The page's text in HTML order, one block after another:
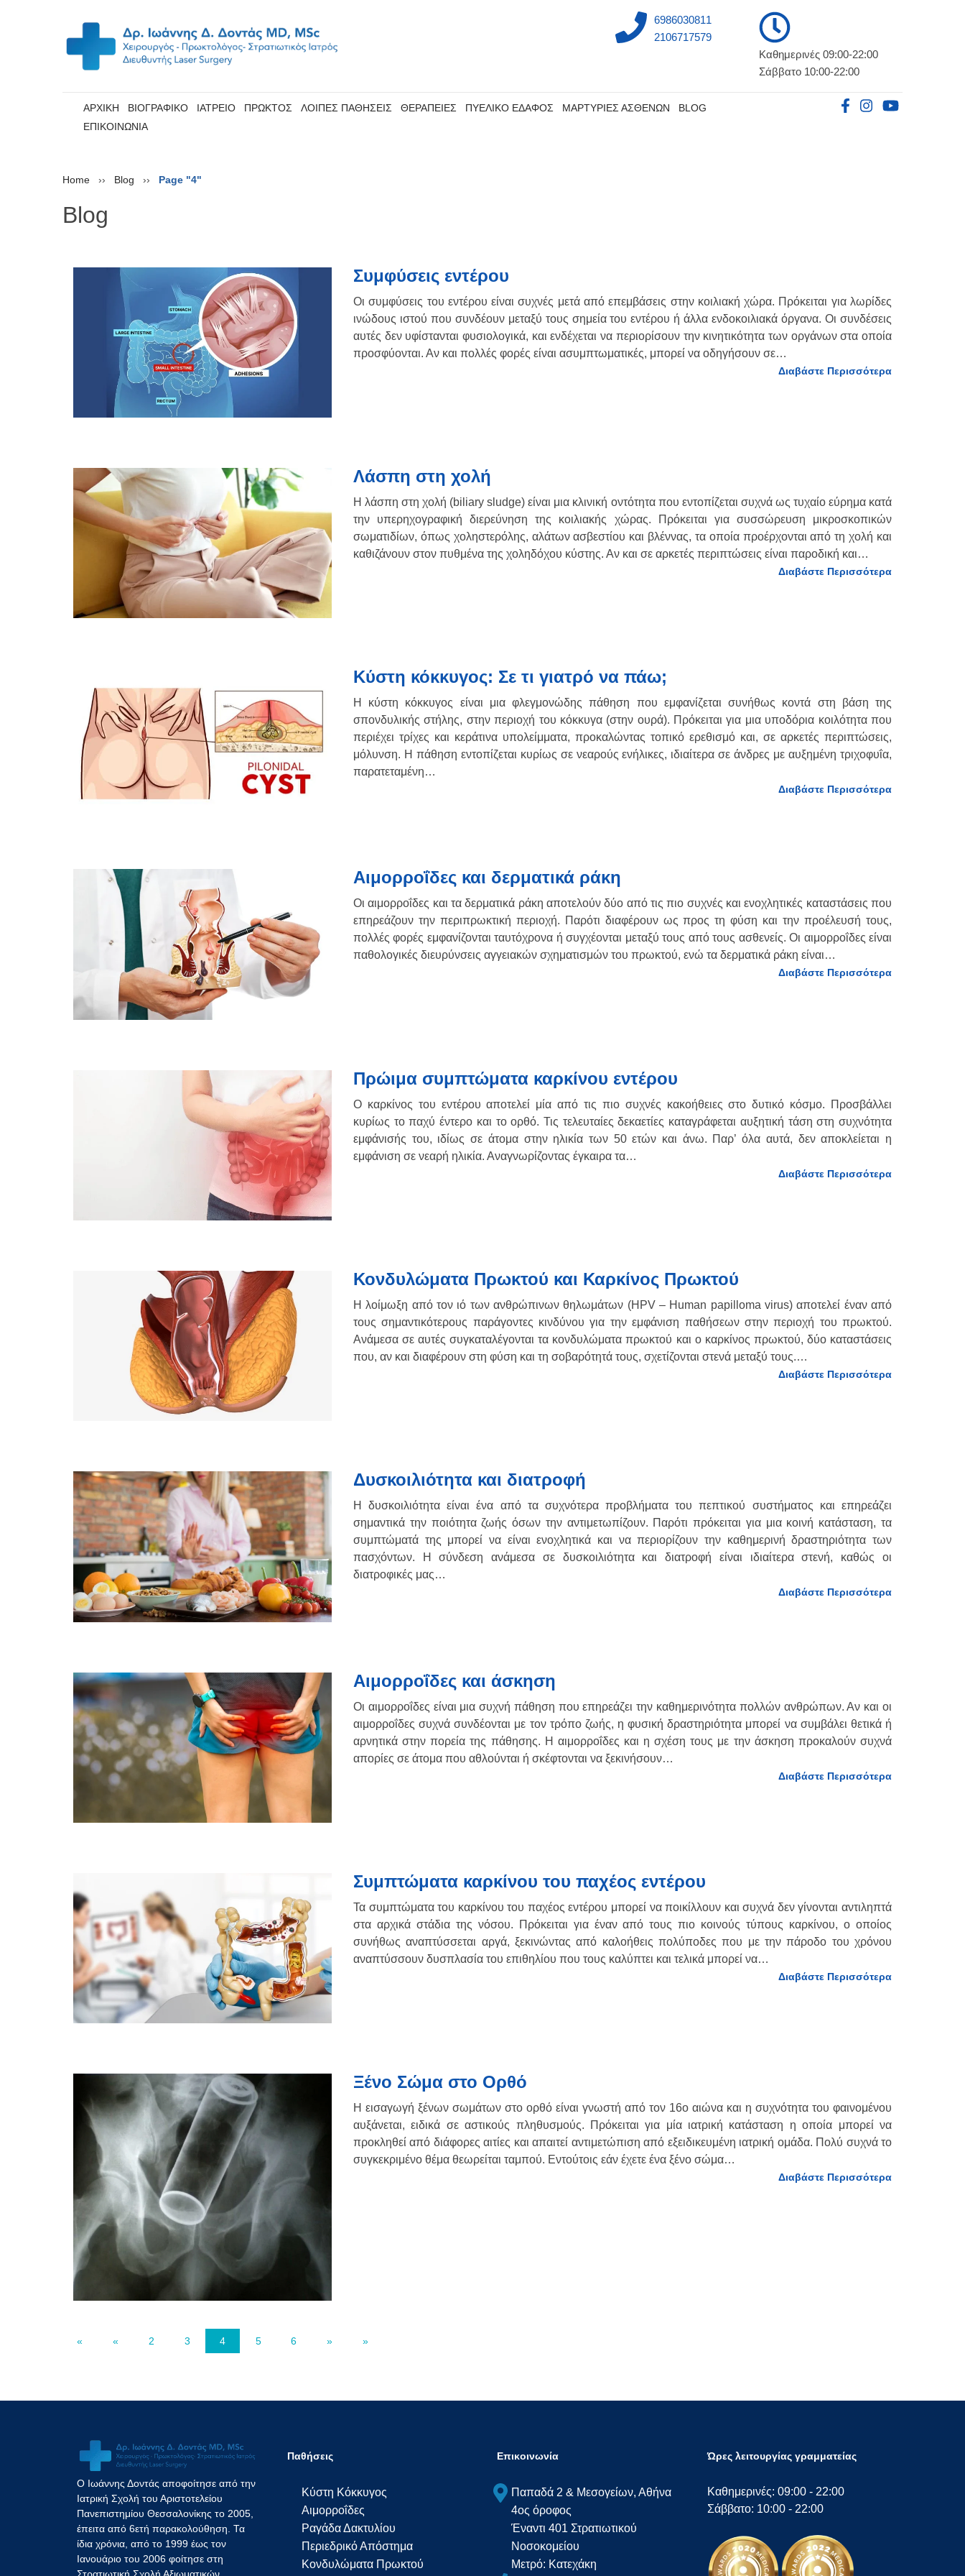
Καθημερινές 09:00-22:00
Σάββατο 10:00-22:00
6986030811
2106717579
ΑΡΧΙΚΗ ΒΙΟΓΡΑΦΙΚΟ ΙΑΤΡΕΙΟ ΠΡΩΚΤΟΣ ΛΟΙΠΕΣ ΠΑΘΗΣΕΙΣ ΘΕΡΑΠΕΙΕΣ ΠΥΕΛΙΚΟ ΕΔΑΦΟΣ ΜΑΡΤΥΡΙΕΣ ΑΣΘΕΝΩΝ
BLOG
ΕΠΙΚΟΙΝΩΝΙΑ
Home ›› Blog ›› Page "4"
Blog
Συμφύσεις εντέρου
Οι συμφύσεις του εντέρου είναι συχνές μετά από επεμβάσεις στην κοιλιακή χώρα. Πρόκειται για λωρίδες
ινώδους ιστού που συνδέουν μεταξύ τους σημεία του εντέρου ή άλλα ενδοκοιλιακά όργανα. Οι συνδέσεις
αυτές δεν υφίστανται φυσιολογικά, και ενδέχεται να περιορίσουν την κινητικότητα των οργάνων στα οποία
προσφύονται. Αν και πολλές φορές είναι ασυμπτωματικές, μπορεί να οδηγήσουν σε…
Διαβάστε Περισσότερα
Λάσπη στη χολή
Η λάσπη στη χολή (biliary sludge) είναι μια κλινική οντότητα που εντοπίζεται συχνά ως τυχαίο εύρημα κατά
την υπερηχογραφική διερεύνηση της κοιλιακής χώρας. Πρόκειται για συσσώρευση μικροσκοπικών
σωματιδίων, όπως χοληστερόλης, αλάτων ασβεστίου και βλέννας, τα οποία προέρχονται από τη χολή και
καθιζάνουν στον πυθμένα της χοληδόχου κύστης. Αν και σε αρκετές περιπτώσεις είναι παροδική και…
Διαβάστε Περισσότερα
Κύστη κόκκυγος: Σε τι γιατρό να πάω;
Η κύστη κόκκυγος είναι μια φλεγμονώδης πάθηση που εμφανίζεται συνήθως κοντά στη βάση της
σπονδυλικής στήλης, στην περιοχή του κόκκυγα (στην ουρά). Πρόκειται για μια υποδόρια κοιλότητα που
περιέχει τρίχες και κεράτινα υπολείμματα, προκαλώντας τοπικό ερεθισμό και, σε αρκετές περιπτώσεις,
μόλυνση. Η πάθηση εντοπίζεται κυρίως σε νεαρούς ενήλικες, ιδιαίτερα σε άνδρες με αυξημένη τριχοφυΐα,
παρατεταμένη…
Διαβάστε Περισσότερα
Αιμορροΐδες και δερματικά ράκη
Οι αιμορροΐδες και τα δερματικά ράκη αποτελούν δύο από τις πιο συχνές και ενοχλητικές καταστάσεις που
επηρεάζουν την περιπρωκτική περιοχή. Παρότι διαφέρουν ως προς τη φύση και την προέλευσή τους,
πολλές φορές εμφανίζονται ταυτόχρονα ή συγχέονται μεταξύ τους από τους ασθενείς. Οι αιμορροΐδες είναι
παθολογικές διευρύνσεις αγγειακών σχηματισμών του πρωκτού, ενώ τα δερματικά ράκη είναι…
Διαβάστε Περισσότερα
Πρώιμα συμπτώματα καρκίνου εντέρου
Ο καρκίνος του εντέρου αποτελεί μία από τις πιο συχνές κακοήθειες στο δυτικό κόσμο. Προσβάλλει
κυρίως το παχύ έντερο και το ορθό. Τις τελευταίες δεκαετίες καταγράφεται αυξητική τάση στη συχνότητα
εμφάνισής του, ιδίως σε άτομα στην ηλικία των 50 ετών και άνω. Παρ’ όλα αυτά, δεν αποκλείεται η
εμφάνιση σε νεαρή ηλικία. Αναγνωρίζοντας έγκαιρα τα…
Διαβάστε Περισσότερα
Κονδυλώματα Πρωκτού και Καρκίνος Πρωκτού
Η λοίμωξη από τον ιό των ανθρώπινων θηλωμάτων (HPV – Human papilloma virus) αποτελεί έναν από
τους σημαντικότερους παράγοντες κινδύνου για την εμφάνιση παθήσεων στην περιοχή του πρωκτού.
Ανάμεσα σε αυτές συγκαταλέγονται τα κονδυλώματα πρωκτού και ο καρκίνος πρωκτού, δύο καταστάσεις
που, αν και διαφέρουν στη φύση και τη σοβαρότητά τους, σχετίζονται στενά μεταξύ τους.…
Διαβάστε Περισσότερα
Δυσκοιλιότητα και διατροφή
Η δυσκοιλιότητα είναι ένα από τα συχνότερα προβλήματα του πεπτικού συστήματος και επηρεάζει
σημαντικά την ποιότητα ζωής όσων την αντιμετωπίζουν. Παρότι πρόκειται για μια κοινή κατάσταση, τα
συμπτώματά της μπορεί να είναι ενοχλητικά και να περιορίζουν την καθημερινή δραστηριότητα των
πασχόντων. Η σύνδεση ανάμεσα σε δυσκοιλιότητα και διατροφή είναι ιδιαίτερα στενή, καθώς οι
διατροφικές μας…
Διαβάστε Περισσότερα
Αιμορροΐδες και άσκηση
Οι αιμορροΐδες είναι μια συχνή πάθηση που επηρεάζει την καθημερινότητα πολλών ανθρώπων. Αν και οι
αιμορροΐδες συχνά συνδέονται με τον τρόπο ζωής, η φυσική δραστηριότητα μπορεί να συμβάλει θετικά ή
αρνητικά στην πορεία της πάθησης. Η αιμορροΐδες και η σχέση τους με την άσκηση προκαλούν συχνά
απορίες σε άτομα που αθλούνται ή σκέφτονται να ξεκινήσουν…
Διαβάστε Περισσότερα
Συμπτώματα καρκίνου του παχέος εντέρου
Τα συμπτώματα του καρκίνου του παχέος εντέρου μπορεί να ποικίλλουν και συχνά δεν γίνονται αντιληπτά
στα αρχικά στάδια της νόσου. Πρόκειται για έναν από τους πιο κοινούς τύπους καρκίνου, ο οποίος
συνήθως αναπτύσσεται αργά, ξεκινώντας από καλοήθεις πολύποδες που με την πάροδο του χρόνου
αναπτύσσουν δυσπλασία του επιθηλίου που τους καλύπτει και τελικά μπορεί να…
Διαβάστε Περισσότερα
Ξένο Σώμα στο Ορθό
Η εισαγωγή ξένων σωμάτων στο ορθό είναι γνωστή από τον 16ο αιώνα και η συχνότητα του φαινομένου
αυξάνεται, ειδικά σε αστικούς πληθυσμούς. Πρόκειται για μία ιατρική κατάσταση η οποία μπορεί να
προκληθεί από διάφορες αιτίες και απαιτεί αντιμετώπιση από εξειδικευμένη ιατρική ομάδα. Πολύ συχνά το
συγκεκριμένο θέμα θεωρείται ταμπού. Εντούτοις εάν έχετε ένα ξένο σώμα…
Διαβάστε Περισσότερα
« « 2 3 4 5 6 » »
Ο Ιωάννης Δοντάς αποφοίτησε από την
Ιατρική Σχολή του Αριστοτελείου
Πανεπιστημίου Θεσσαλονίκης το 2005,
έπειτα από 6ετή παρακολούθηση. Τα
ίδια χρόνια, από το 1999 έως τον
Ιανουάριο του 2006 φοίτησε στη
Παθήσεις
Κύστη Κόκκυγος
Αιμορροΐδες
Ραγάδα Δακτυλίου
Περιεδρικό Απόστημα
Κονδυλώματα Πρωκτού
Επικοινωνία
Παπαδά 2 & Μεσογείων, Αθήνα
4ος όροφος
Έναντι 401 Στρατιωτικού
Νοσοκομείου
Μετρό: Κατεχάκη
Ώρες λειτουργίας γραμματείας
Καθημερινές: 09:00 - 22:00
Σάββατο: 10:00 - 22:00